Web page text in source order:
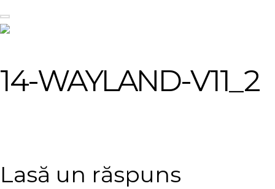
14-WAYLAND-V11_2
Lasă un răspuns